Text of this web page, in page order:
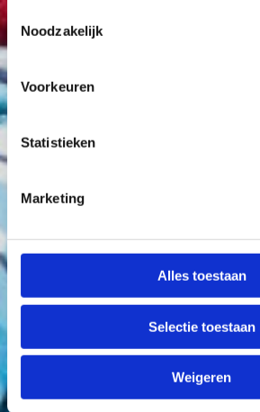
Toestemmingsselectie
Noodzakelijk
Voorkeuren
Statistieken
Marketing
Alles toestaan
Selectie toestaan
Weigeren